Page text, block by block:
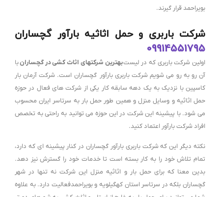
بویراحمد قرار گیرند.
شرکت باربری و حمل اثاثیه بارآور گچساران
09914551795
اولین شرکت باربری که در لیستبهترین شرکتهای اثاث کشی در گچسارانبا
آن رو به رو می شویم شرکت باربری بارآور گچساران است. شرکت آرمان بار
کاسپین با نزدیک به یک دهه سابقه کار یکی از شرکت های فعال در حوزه
حمل اثاثیه و وسایل منزل و همین طور حمل بار به سرتاسر ایران محسوب
می شود. با پیشینه این شرکت در این حوزه می توانید به راحتی به تخصص
افراد شرکت بارآور اعتماد کنید.
نکته دیگر این که شرکت باربری بارآور گچساران در کنار پیشینه ای که دارد،
تمام تلاش خود را به کار بسته است تا خدمات خود را گسترش نیز دهد.
بدین معنا که برای حمل بار و اثاثیه منزل این شرکت نه تنها در شهر
گچساران بلکه در سرتاسر استان کهگیلویه و بویراحمدفعالیت دارد. به علاوه